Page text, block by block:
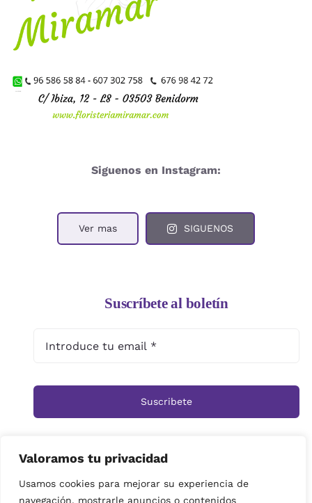
Valoramos tu privacidad
Usamos cookies para mejorar su experiencia de
navegación, mostrarle anuncios o contenidos
Siguenos en Instagram:
Ver mas SIGUENOS
Suscríbete al boletín
Suscribete
Inicio Tienda Ramos Rosas
Centros